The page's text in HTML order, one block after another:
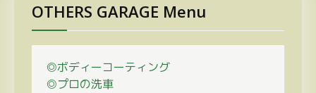
OTHERS GARAGE Menu
◎ボディーコーティング
◎プロの洗車